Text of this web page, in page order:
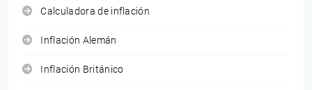
Calculadora de inflación
Inflación Alemán
Inflación Británico